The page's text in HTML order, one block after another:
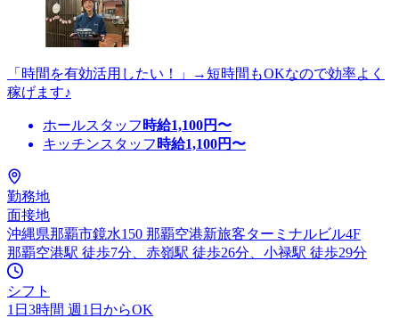
「時間を有効活用したい！」→短時間もOKなので効率よく
稼げます♪
ホールスタッフ 時給1,100円〜
キッチンスタッフ 時給1,100円〜
勤務地
面接地
沖縄県那覇市鏡水150 那覇空港新旅客ターミナルビル4F
那覇空港駅 徒歩7分、赤嶺駅 徒歩26分、小禄駅 徒歩29分
シフト
1日3時間 週1日からOK